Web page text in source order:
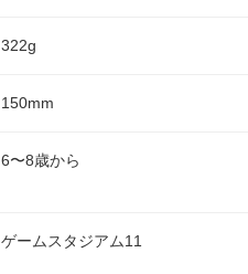
322g
150mm
6〜8歳から
ゲームスタジアム11